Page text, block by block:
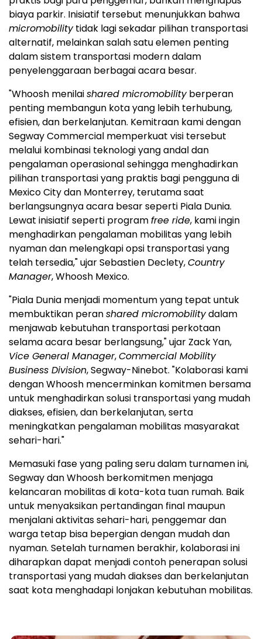
biaya parkir. Inisiatif tersebut menunjukkan bahwa
micromobilitytidak lagi sekadar pilihan transportasi
alternatif, melainkan salah satu elemen penting
dalam sistem transportasi modern dalam
penyelenggaraan berbagai acara besar.
"Whoosh menilaishared micromobilityberperan
penting membangun kota yang lebih terhubung,
efisien, dan berkelanjutan. Kemitraan kami dengan
Segway Commercial memperkuat visi tersebut
melalui kombinasi teknologi yang andal dan
pengalaman operasional sehingga menghadirkan
pilihan transportasi yang praktis bagi pengguna di
Mexico City dan Monterrey, terutama saat
berlangsungnya acara besar seperti Piala Dunia.
Lewat inisiatif seperti programfree ride, kami ingin
menghadirkan pengalaman mobilitas yang lebih
nyaman dan melengkapi opsi transportasi yang
telah tersedia," ujar Sebastien Declety,Country
Manager, Whoosh Mexico.
"Piala Dunia menjadi momentum yang tepat untuk
membuktikan peranshared micromobilitydalam
menjawab kebutuhan transportasi perkotaan
selama acara besar berlangsung," ujar Zack Yan,
Vice General Manager,Commercial Mobility
Business Division, Segway-Ninebot. "Kolaborasi kami
dengan Whoosh mencerminkan komitmen bersama
untuk menghadirkan solusi transportasi yang mudah
diakses, efisien, dan berkelanjutan, serta
meningkatkan pengalaman mobilitas masyarakat
sehari-hari."
Memasuki fase yang paling seru dalam turnamen ini,
Segway dan Whoosh berkomitmen menjaga
kelancaran mobilitas di kota-kota tuan rumah. Baik
untuk menyaksikan pertandingan final maupun
menjalani aktivitas sehari-hari, penggemar dan
warga tetap bisa bepergian dengan mudah dan
nyaman. Setelah turnamen berakhir, kolaborasi ini
diharapkan dapat menjadi contoh penerapan solusi
transportasi yang mudah diakses dan berkelanjutan
saat kota menghadapi lonjakan kebutuhan mobilitas.